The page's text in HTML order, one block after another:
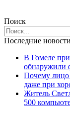
Поиск
Последние новости
В Гомеле
обнаружили
Почему лицо
даже при
Житель
500